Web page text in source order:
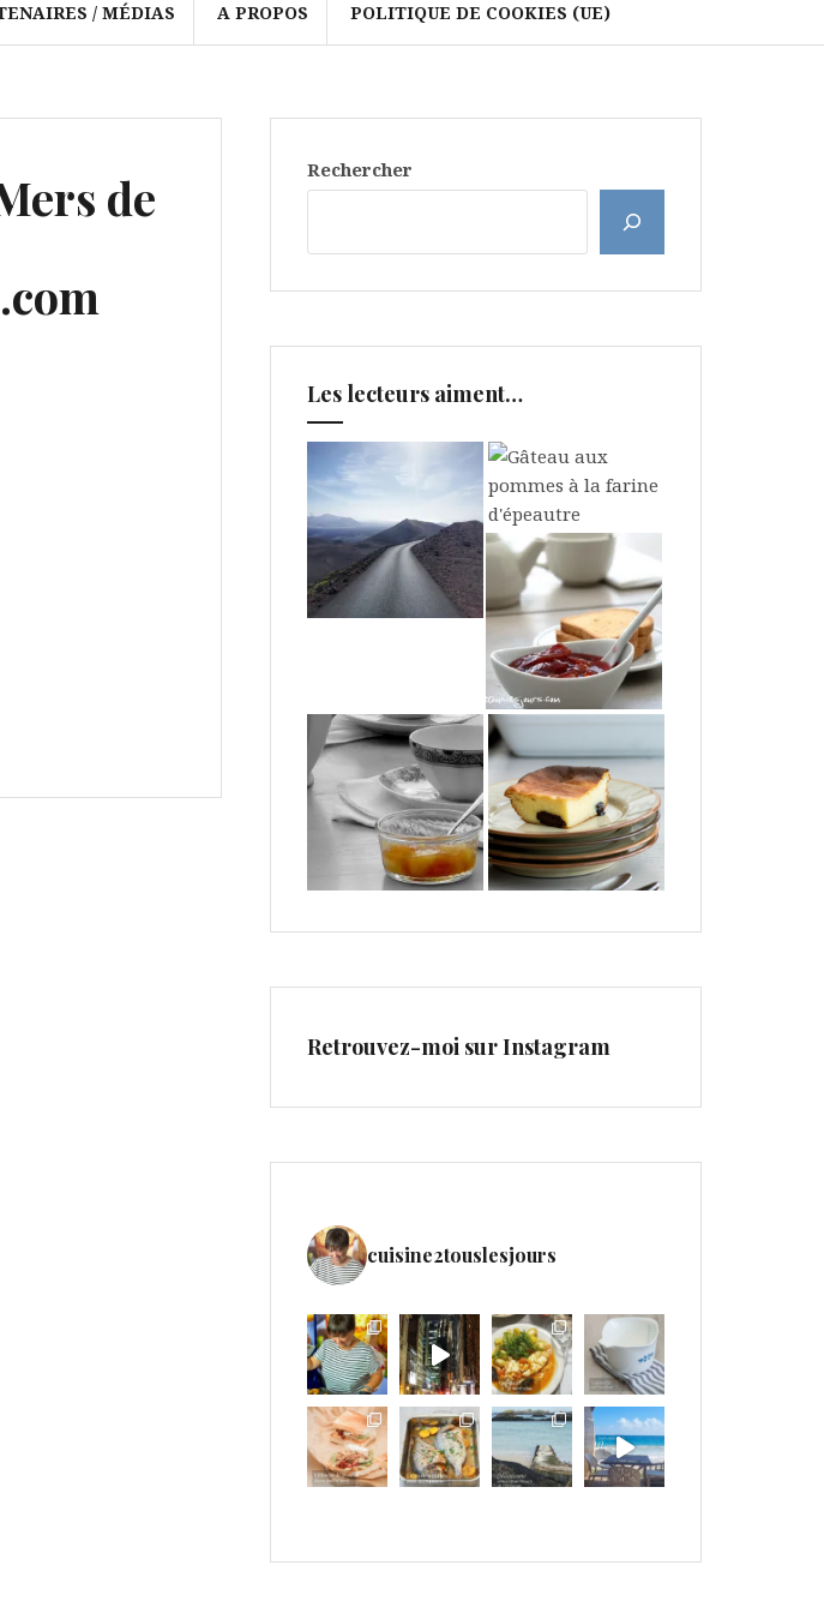
/ MÉDIAS A PROPOS POLITIQUE DE COOKIES (UE)
de
Rechercher
Les lecteurs aiment…
Retrouvez-moi sur Instagram
cuisine2touslesjours